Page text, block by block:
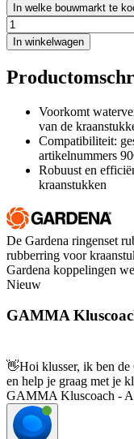
In welke bouwmarkt te
In winkelwagen
Voorkomt
van de
Compatibiliteit:
artikelnummers
Robuust en
kraanstukken
De Gardena ringenset
rubberring voor
Gardena koppelingen
Nieuw
GAMMA
👋Hoi klusser, ik ben
en help je graag met je
GAMMA Kluscoach -